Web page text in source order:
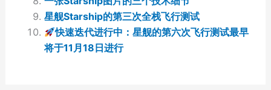
星舰Starship的第三次全栈飞行测试
快速迭代进行中：星舰的第六次飞行测试最早
将于11月18日进行